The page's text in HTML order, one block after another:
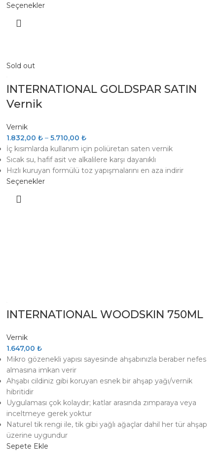
Seçenekler
Sold out
INTERNATIONAL GOLDSPAR SATIN
Vernik
Vernik
1.832,00₺ –5.710,00₺
İç kısımlarda kullanım için poliüretan saten vernik
Sıcak su, hafif asit ve alkalilere karşı dayanıklı
Hızlı kuruyan formülü toz yapışmalarını en aza indirir
Seçenekler
INTERNATIONAL WOODSKIN 750ML
Vernik
1.647,00₺
Mikro gözenekli yapısı sayesinde ahşabınızla beraber nefes
almasına imkan verir
Ahşabı cildiniz gibi koruyan esnek bir ahşap yağı/vernik
hibritidir
Uygulaması çok kolaydır; katlar arasında zımparaya veya
inceltmeye gerek yoktur
Naturel tik rengi ile, tik gibi yağlı ağaçlar dahil her tür ahşap
üzerine uygundur
Sepete Ekle